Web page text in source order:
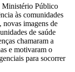
Ministério Público
às comunidades
imagens de
de saúde
chamaram a
e motivaram o
para socorrer